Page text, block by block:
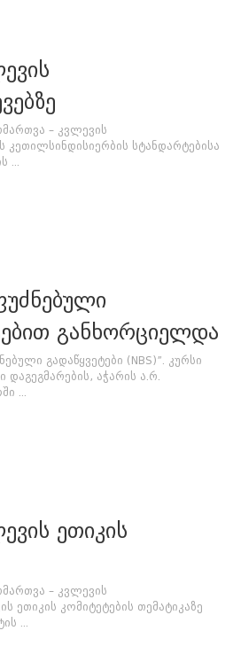
– კვლევის
კეთილსინდისიერბის სტანდარტებისა
...
განხორციელდა
გადაწყვეტები (NBS)”. კურსი
აჭარის ა.რ.
...
ეთიკის
– კვლევის
ეთიკის კომიტეტების თემატიკაზე
...